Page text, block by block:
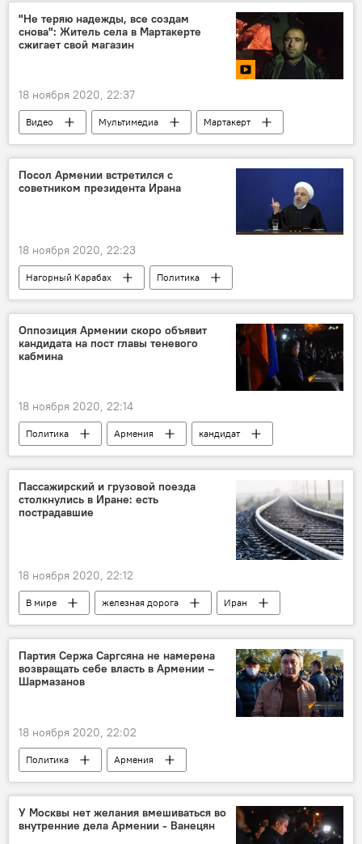
Трехстороннее заявление по Карабаху 09.11.2020
Нагорный Карабах
Карина Карапетян
"Не теряю надежды, все создам
снова": Житель села в Мартакерте
сжигает свой магазин
18 ноября 2020, 22:37
Видео Мультимедиа
Мартакерт
магазин
Посол Армении встретился с
советником президента Ирана
18 ноября 2020, 22:23
Нагорный Карабах
Политика
Армения
В мире
президент
Иран
посол Хасан Роухани
Оппозиция Армении скоро объявит
кандидата на пост главы теневого
кабмина
18 ноября 2020, 22:14
Политика Армения
кандидат
оппозиция
Пассажирский и грузовой поезда
столкнулись в Иране: есть
пострадавшие
18 ноября 2020, 22:12
В мире железная дорога
Иран
ДТП
Партия Сержа Саргсяна не намерена
возвращать себе власть в Армении –
Шармазанов
18 ноября 2020, 22:02
Политика
Армения
Нагорный Карабах
Эдуард Шармазанов
Серж Саргсян
власть
Ереван
Республиканская партия Армении
У Москвы нет желания вмешиваться во
внутренние дела Армении - Ванецян